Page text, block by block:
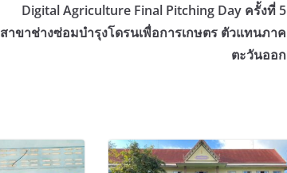
Digital Agriculture Final Pitching Day ครั้งที่ 5
สาขาช่างซ่อมบำรุงโดรนเพื่อการเกษตร ตัวแทนภาค
ตะวันออก